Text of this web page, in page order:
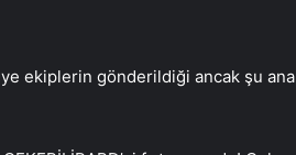
ekiplerin gönderildiği ancak şu ana